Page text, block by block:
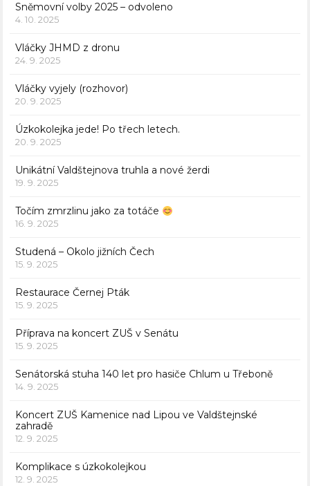
Sněmovní volby 2025 – odvoleno
4. 10. 2025
Vláčky JHMD z dronu
24. 9. 2025
Vláčky vyjely (rozhovor)
20. 9. 2025
Úzkokolejka jede! Po třech letech.
20. 9. 2025
Unikátní Valdštejnova truhla a nové žerdi
19. 9. 2025
Točím zmrzlinu jako za totáče
16. 9. 2025
Studená – Okolo jižních Čech
15. 9. 2025
Restaurace Černej Pták
15. 9. 2025
Příprava na koncert ZUŠ v Senátu
15. 9. 2025
Senátorská stuha 140 let pro hasiče Chlum u Třeboně
14. 9. 2025
Koncert ZUŠ Kamenice nad Lipou ve Valdštejnské
zahradě
12. 9. 2025
Komplikace s úzkokolejkou
12. 9. 2025